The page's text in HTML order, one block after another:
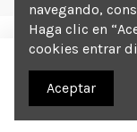
navegando,
Haga clic en
cookies entrar
Aceptar